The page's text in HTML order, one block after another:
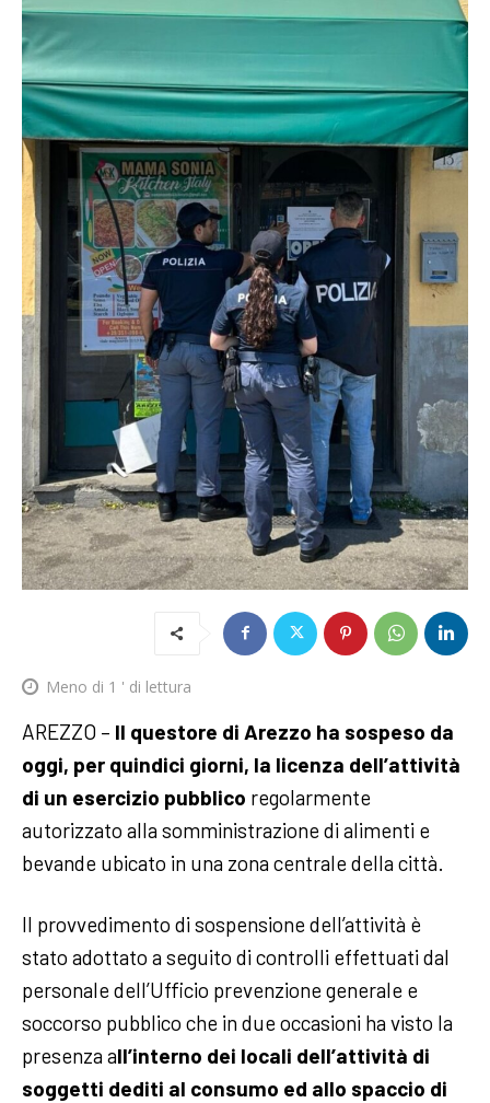
Meno di 1 ' di lettura
AREZZO – Il questore di Arezzo ha sospeso da
oggi, per quindici giorni, la licenza dell’attività
di un esercizio pubblico regolarmente
autorizzato alla somministrazione di alimenti e
bevande ubicato in una zona centrale della città.
Il provvedimento di sospensione dell’attività è
stato adottato a seguito di controlli effettuati dal
personale dell’Ufficio prevenzione generale e
soccorso pubblico che in due occasioni ha visto la
presenza all’interno dei locali dell’attività di
soggetti dediti al consumo ed allo spaccio di